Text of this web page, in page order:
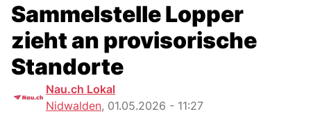
Sammelstelle Lopper
zieht an provisorische
Standorte
Nau.ch Lokal
Nidwalden, 01.05.2026 - 11:27